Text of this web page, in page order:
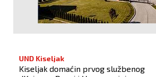
UND Kiseljak
Kiseljak domaćin prvog službenog